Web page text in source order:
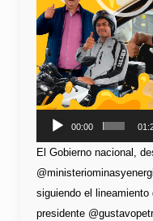
00:00
El Gobierno nacional,
siguiendo el lineamiento
presidente